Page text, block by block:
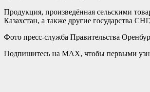
Продукция, произведённая сельскими
Казахстан, а также другие государства
Фото пресс-служба Правительства
Подпишитесь на MAX, чтобы первыми